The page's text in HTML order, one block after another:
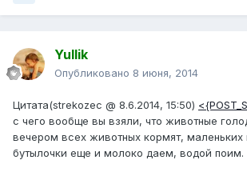
Yullik
Опубликовано 8 июня, 2014
Цитата(strekozec @ 8.6.2014, 15:50)
с чего вообще вы взяли, что животные
вечером всех животных кормят, маленьких
бутылочки еще и молоко даем, водой поим.